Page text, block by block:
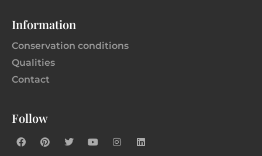
Information
Conservation conditions
Qualities
Contact
Follow